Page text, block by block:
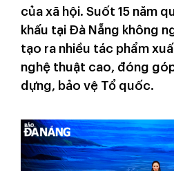
của xã hội. Suốt 15 năm
khấu tại Đà Nẵng không
tạo ra nhiều tác phẩm
nghệ thuật cao, đóng
dựng, bảo vệ Tổ quốc.